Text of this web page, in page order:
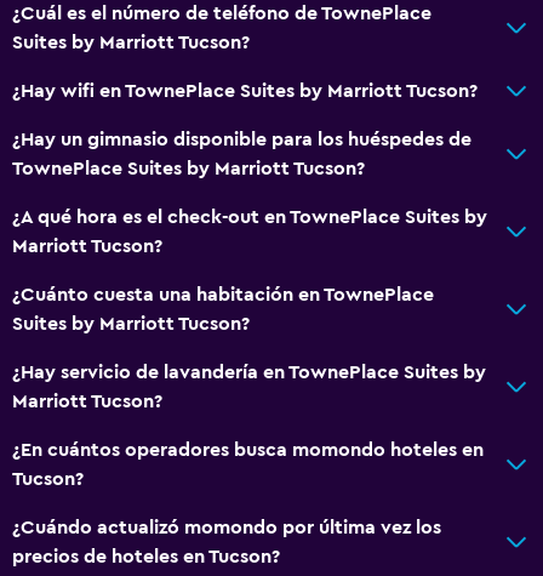
¿Cuál es el número de teléfono de TownePlace
Suites by Marriott Tucson?
¿Hay wifi en TownePlace Suites by Marriott Tucson?
¿Hay un gimnasio disponible para los huéspedes de
TownePlace Suites by Marriott Tucson?
¿A qué hora es el check-out en TownePlace Suites by
Marriott Tucson?
¿Cuánto cuesta una habitación en TownePlace
Suites by Marriott Tucson?
¿Hay servicio de lavandería en TownePlace Suites by
Marriott Tucson?
¿En cuántos operadores busca momondo hoteles en
Tucson?
¿Cuándo actualizó momondo por última vez los
precios de hoteles en Tucson?